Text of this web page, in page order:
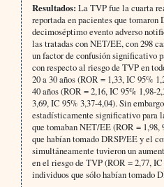
Resultados: La TVP fue la cuarta
reportada en pacientes que tomaron
decimoséptimo evento adverso
las tratadas con NET/EE, con 298
un factor de confusión significativo
con respecto al riesgo de TVP en
20 a 30 años (ROR = 1,33, IC 95%
40 años (ROR = 2,16, IC 95% 1,98-
3,69, IC 95% 3,37-4,04). Sin
estadísticamente significativo para
que tomaban NET/EE (ROR = 1,98,
que habían tomado DRSP/EE y el
simultáneamente tuvieron un
en el riesgo de TVP (ROR = 2,77,
individuos que sólo habían tomado